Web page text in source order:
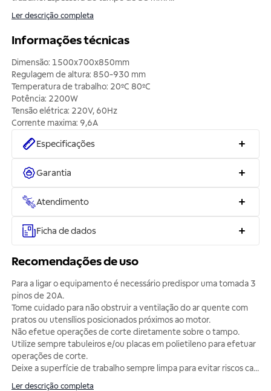
Ler descrição completa
Informações técnicas
Dimensão: 1500x700x850mm
Regulagem de altura: 850-930 mm
Temperatura de trabalho: 20ºC 80ºC
Potência: 2200W
Tensão elétrica: 220V, 60Hz
Corrente maxima: 9,6A
Especificações
Garantia
Atendimento
Ficha de dados
Recomendações de uso
Para a ligar o equipamento é necessário predispor uma tomada 3
pinos de 20A.
Tome cuidado para não obstruir a ventilação do ar quente com
pratos ou utensílios posicionados próximos ao motor.
Não efetue operações de corte diretamente sobre o tampo.
Utilize sempre tabuleiros e/ou placas em polietileno para efetuar
operações de corte.
Deixe a superfície de trabalho sempre limpa para evitar riscos ca...
Ler descrição completa